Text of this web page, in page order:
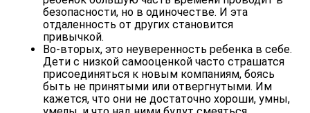
безопасности, но в одиночестве. И эта
отдаленность от других становится
привычкой.
Во-вторых, это неуверенность ребенка в себе.
Дети с низкой самооценкой часто страшатся
присоединяться к новым компаниям, боясь
быть не принятыми или отвергнутыми. Им
кажется, что они не достаточно хороши, умны,